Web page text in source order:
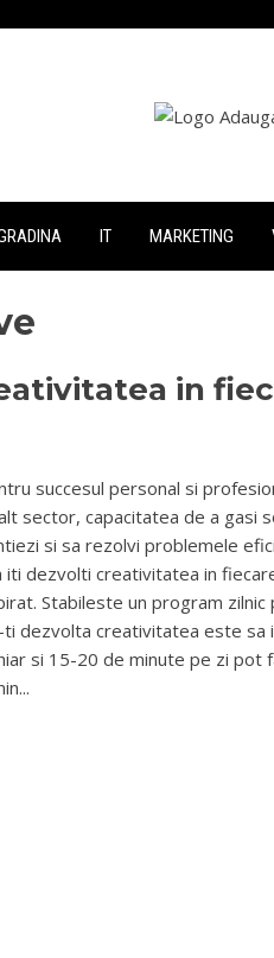
IT MARKETING
in
succesul personal si
sector, capacitatea de a gasi
si sa rezolvi problemele
dezvolti creativitatea in
Stabileste un program
dezvolta creativitatea este sa
si 15-20 de minute pe zi pot